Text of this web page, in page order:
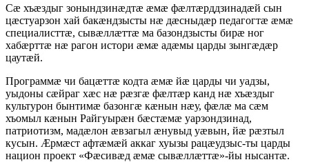
Сæ хъæздыг зонындзинæдтæ æмæ фæлтæрддзинадæй сын
цæстуарзон хай бакæндзысты нæ дæсныдæр педагогтæ æмæ
специалисттæ, сывæллæттæ ма базондзысты бирæ ног
хабæрттæ нæ рагон истори æмæ адæмы царды зынгæдæр
цаутæй.
Программæ чи бацæттæ кодта æмæ йæ царды чи уадзы,
уыдоны сæйраг хæс нæ рæзгæ фæлтæр канд нæ хъæздыг
культурон бынтимæ базонгæ кæнын нæу, фæлæ ма сæм
хъомыл кæнын Райгуырæн бæстæмæ уарзондзинад,
патриотизм, мадæлон æвзагыл æнувыд уæвын, йæ рæзтыл
кусын. Æрмæст афтæмæй аккаг хуызы рацæудзыс-ты царды
национ проект «Фæсивæд æмæ сывæллæттæ»-йы нысантæ.